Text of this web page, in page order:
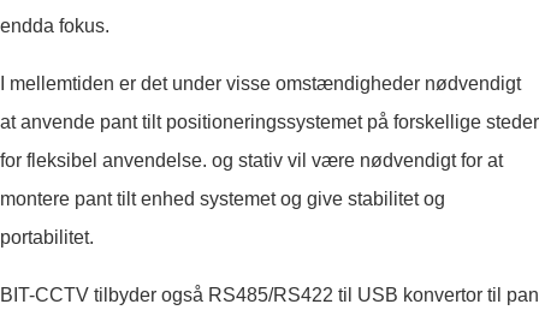
endda fokus.
I mellemtiden er det under visse omstændigheder nødvendigt
at anvende pant tilt positioneringssystemet på forskellige steder
for fleksibel anvendelse. og stativ vil være nødvendigt for at
montere pant tilt enhed systemet og give stabilitet og
portabilitet.
BIT-CCTV tilbyder også RS485/RS422 til USB konvertor til pan